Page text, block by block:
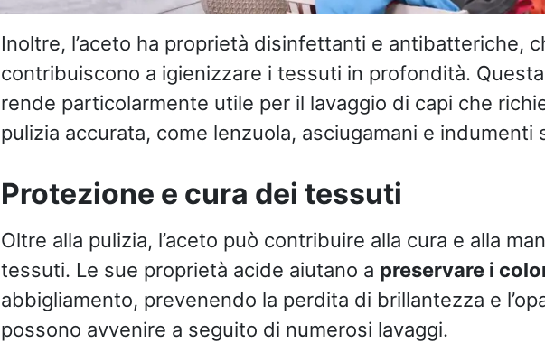
Inoltre, l’aceto ha proprietà disinfettanti e antibatteriche,
contribuiscono a igienizzare i tessuti in profondità.
rende particolarmente utile per il lavaggio di capi che
pulizia accurata, come lenzuola, asciugamani e indumenti
Protezione e cura dei tessuti
Oltre alla pulizia, l’aceto può contribuire alla cura e alla
tessuti. Le sue proprietà acide aiutano a preservare i
abbigliamento, prevenendo la perdita di brillantezza e
possono avvenire a seguito di numerosi lavaggi.